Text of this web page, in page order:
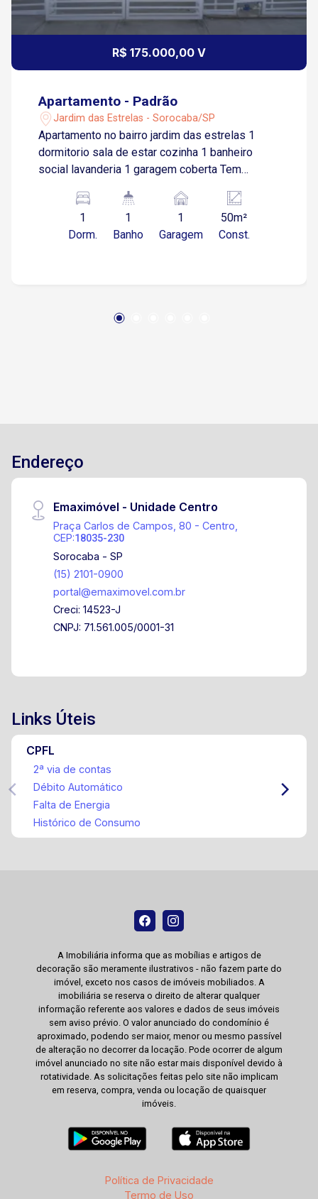
R$ 175.000,00 V
Apartamento - Padrão
Jardim das Estrelas - Sorocaba/SP
Apartamento no bairro jardim das estrelas 1
dormitorio sala de estar cozinha 1 banheiro
social lavanderia 1 garagem coberta Tem
1
Dorm.
1
Banho
1
Garagem
50m²
Const.
Endereço
Emaximóvel - Unidade Centro
Praça Carlos de Campos, 80 - Centro,
CEP:18035-230
Sorocaba - SP
(15) 2101-0900
portal@emaximovel.com.br
Creci: 14523-J
CNPJ: 71.561.005/0001-31
Links Úteis
CPFL
2ª via de contas
Débito Automático
Falta de Energia
Histórico de Consumo
A Imobiliária informa que as mobílias e artigos de
decoração são meramente ilustrativos - não fazem parte do
imóvel, exceto nos casos de imóveis mobiliados. A
imobiliária se reserva o direito de alterar qualquer
informação referente aos valores e dados de seus imóveis
sem aviso prévio. O valor anunciado do condomínio é
aproximado, podendo ser maior, menor ou mesmo passível
de alteração no decorrer da locação. Pode ocorrer de algum
imóvel anunciado no site não estar mais disponível devido à
rotatividade. As solicitações feitas pelo site não implicam
em reserva, compra, venda ou locação de quaisquer
imóveis.
Política de Privacidade
Termo de Uso